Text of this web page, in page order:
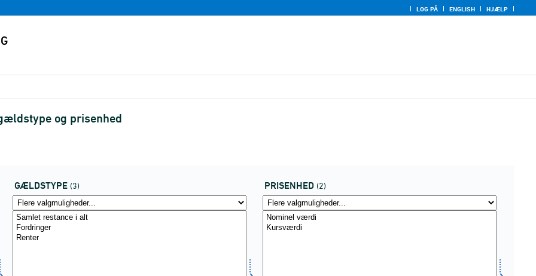
LOG PÅ ENGLISH HJÆLP
og prisenhed
GÆLDSTYPE (3) PRISENHED (2)